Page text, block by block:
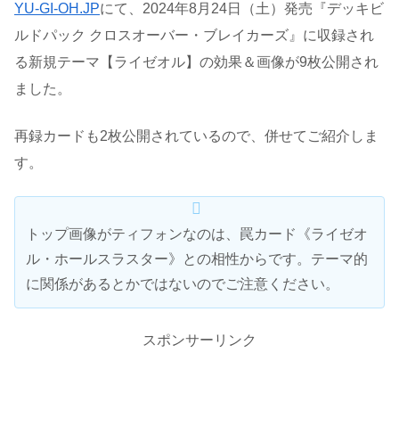
YU-GI-OH.JPにて、2024年8月24日（土）発売『デッキビ
ルドパック クロスオーバー・ブレイカーズ』に収録され
る新規テーマ【ライゼオル】の効果＆画像が9枚公開され
ました。
再録カードも2枚公開されているので、併せてご紹介しま
す。
トップ画像がティフォンなのは、罠カード《ライゼオ
ル・ホールスラスター》との相性からです。テーマ的
に関係があるとかではないのでご注意ください。
スポンサーリンク